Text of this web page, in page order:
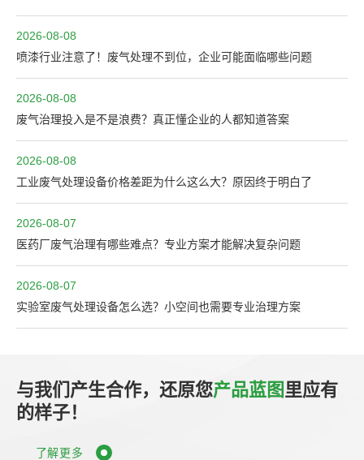
2026-08-08
喷漆行业注意了！废气处理不到位，企业可能面临哪些问题
2026-08-08
废气治理投入是不是浪费？真正懂企业的人都知道答案
2026-08-08
工业废气处理设备价格差距为什么这么大？原因终于明白了
2026-08-07
医药厂废气治理有哪些难点？专业方案才能解决复杂问题
2026-08-07
实验室废气处理设备怎么选？小空间也需要专业治理方案
与我们产生合作，还原您产品蓝图里应有
的样子！
了解更多